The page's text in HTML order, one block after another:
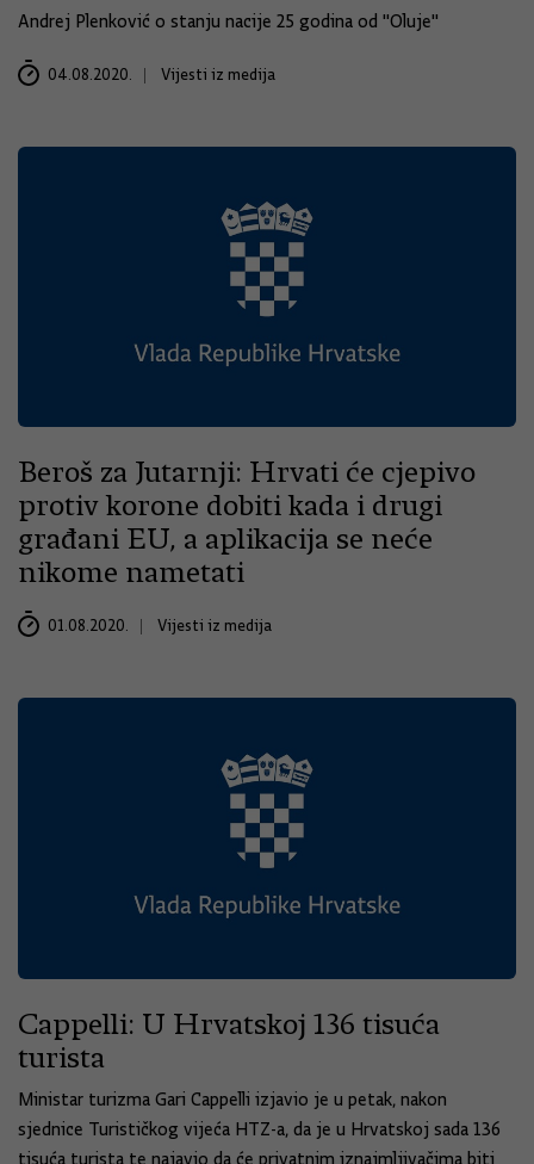
Andrej Plenković o stanju nacije 25 godina od ''Oluje''
04.08.2020. Vijesti iz medija
Beroš za Jutarnji: Hrvati će cjepivo
protiv korone dobiti kada i drugi
građani EU, a aplikacija se neće
nikome nametati
01.08.2020. Vijesti iz medija
Cappelli: U Hrvatskoj 136 tisuća
turista
Ministar turizma Gari Cappelli izjavio je u petak, nakon
sjednice Turističkog vijeća HTZ-a, da je u Hrvatskoj sada 136
tisuća turista te najavio da će privatnim iznajmljivačima biti